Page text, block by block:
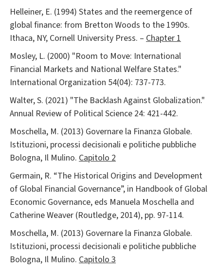
Helleiner, E. (1994) States and the reemergence of
global finance: from Bretton Woods to the 1990s.
Ithaca, NY, Cornell University Press. – Chapter 1
Mosley, L. (2000) "Room to Move: International
Financial Markets and National Welfare States."
International Organization 54(04): 737-773.
Walter, S. (2021) "The Backlash Against Globalization."
Annual Review of Political Science 24: 421-442.
Moschella, M. (2013) Governare la Finanza Globale.
Istituzioni, processi decisionali e politiche pubbliche
Bologna, Il Mulino. Capitolo 2
Germain, R. “The Historical Origins and Development
of Global Financial Governance”, in Handbook of Global
Economic Governance, eds Manuela Moschella and
Catherine Weaver (Routledge, 2014), pp. 97-114.
Moschella, M. (2013) Governare la Finanza Globale.
Istituzioni, processi decisionali e politiche pubbliche
Bologna, Il Mulino. Capitolo 3